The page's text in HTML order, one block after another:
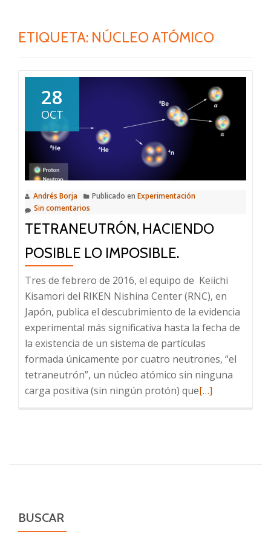
ETIQUETA: NÚCLEO ATÓMICO
28
OCT
Andrés Borja Publicado en Experimentación
Sin comentarios
TETRANEUTRÓN, HACIENDO
POSIBLE LO IMPOSIBLE.
Tres de febrero de 2016, el equipo de Keiichi
Kisamori del RIKEN Nishina Center (RNC), en
Japón, publica el descubrimiento de la evidencia
experimental más significativa hasta la fecha de
la existencia de un sistema de partículas
formada únicamente por cuatro neutrones, “el
tetraneutrón”, un núcleo atómico sin ninguna
carga positiva (sin ningún protón) queLeer
posible
[…]
BUSCAR